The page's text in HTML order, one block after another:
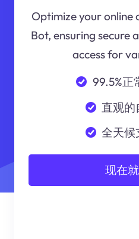
Optimize your online
Bot, ensuring secure
access for
99.5%正
直观的
全天候
现在